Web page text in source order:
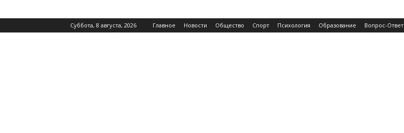
Суббота, 8 августа, 2026 Главное Новости Общество Спорт Психология Образование Вопрос-Ответ